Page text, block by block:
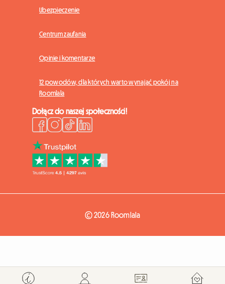
Ubezpieczenie
Centrum zaufania
Opinie i komentarze
12 powodów, dla których warto wynająć pokój na
Roomlala
Dołącz do naszej społeczności!
© 2026 Roomlala